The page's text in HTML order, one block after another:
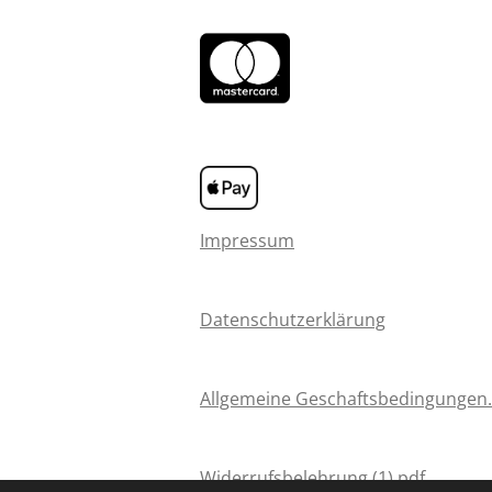
Impressum
Datenschutzerklärung
Allgemeine
Widerrufsbelehrung (1).pdf